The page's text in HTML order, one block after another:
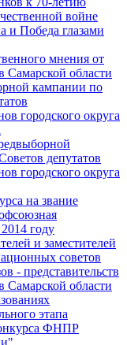
войне
и Победа глазами
мнения от
области
кампании по
городского округа
депутатов
городского округа
на звание
году
и заместителей
советов
- представительств
области
этапа
ФНПР